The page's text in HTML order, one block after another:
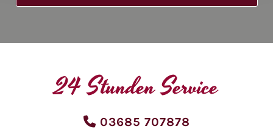
24 Stunden Service
 03685 707878